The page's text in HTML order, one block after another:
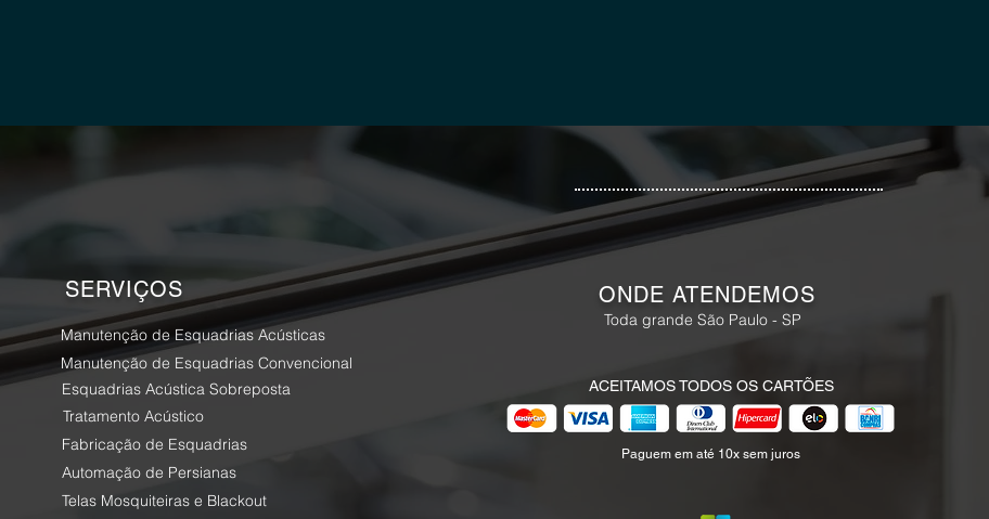
SERVIÇOS
Manutenção de Esquadrias Acústicas
Manutenção de Esquadrias Convencional
Esquadrias Acústica Sobreposta
Tratamento Acústico
Fabricação de Esquadrias
Automação de Persianas
Telas Mosquiteiras e Blackout
ONDE ATENDEMOS
Toda grande São Paulo - SP
ACEITAMOS TODOS OS CARTÕES
Paguem em até 10x sem juros